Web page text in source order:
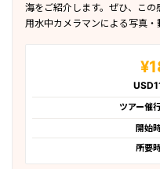
海をご紹介します。ぜひ、こ
用水中カメラマンによる写真・
ツアー催
開始
所要